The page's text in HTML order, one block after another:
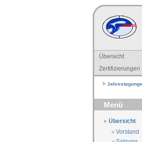
Übersicht
Zertifizierungen
Menü
Übersicht
Vorstand